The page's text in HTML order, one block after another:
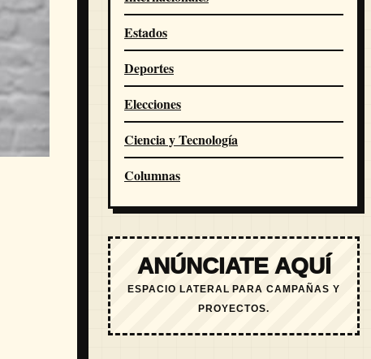
Estados
Deportes
Elecciones
Ciencia y Tecnología
Columnas
ANÚNCIATE AQUÍ
ESPACIO LATERAL PARA CAMPAÑAS Y
PROYECTOS.